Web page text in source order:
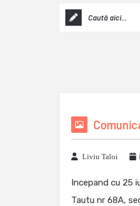
Liviu Taloi
Incepand cu 25
Tautu nr 68A,